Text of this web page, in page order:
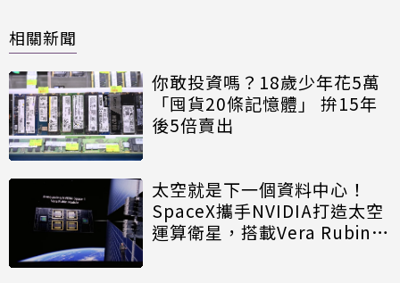
相關新聞
你敢投資嗎？18歲少年花5萬
「囤貨20條記憶體」 拚15年
後5倍賣出
太空就是下一個資料中心！
SpaceX攜手NVIDIA打造太空
運算衛星，搭載Vera Rubin運